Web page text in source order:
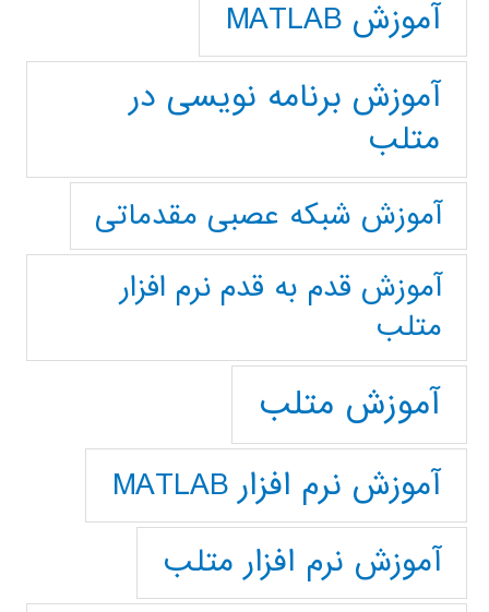
آموزش MATLAB
آموزش برنامه نویسی در
متلب
آموزش شبکه عصبی مقدماتی
آموزش قدم به قدم نرم افزار
متلب
آموزش متلب
آموزش نرم افزار MATLAB
آموزش نرم افزار متلب